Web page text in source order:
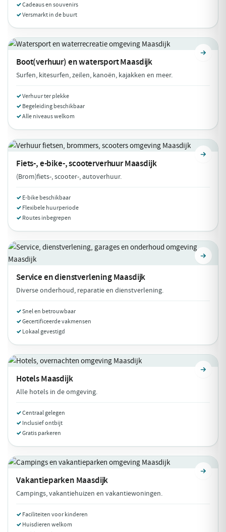
Cadeaus en souvenirs
Versmarkt in de buurt
Boot(verhuur) en watersportMaasdijk
Surfen, kitesurfen, zeilen, kanoën, kajakken en meer.
Verhuur ter plekke
Begeleiding beschikbaar
Alle niveaus welkom
Fiets-, e-bike-, scooterverhuurMaasdijk
(Brom)fiets-, scooter-, autoverhuur.
E-bike beschikbaar
Flexibele huurperiode
Routes inbegrepen
Service en dienstverleningMaasdijk
Diverse onderhoud, reparatie en dienstverlening.
Snel en betrouwbaar
Gecertificeerde vakmensen
Lokaal gevestigd
HotelsMaasdijk
Alle hotels in de omgeving.
Centraal gelegen
Inclusief ontbijt
Gratis parkeren
Vakantieparken Maasdijk
Campings, vakantiehuizen en vakantiewoningen.
Faciliteiten voor kinderen
Huisdieren welkom